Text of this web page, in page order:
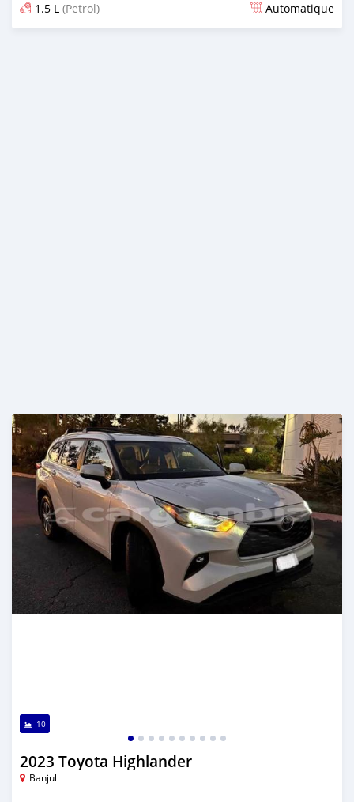
1.5 L (Petrol) Automatique
10
2023 Toyota Highlander
Banjul